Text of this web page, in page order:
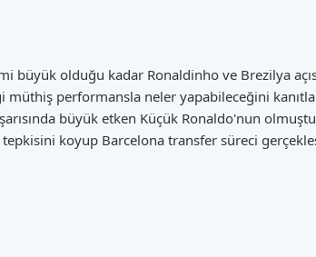
büyük olduğu kadar Ronaldinho ve Brezilya
performansla neler yapabileceğini
büyük etken Küçük Ronaldo'nun
koyup Barcelona transfer süreci